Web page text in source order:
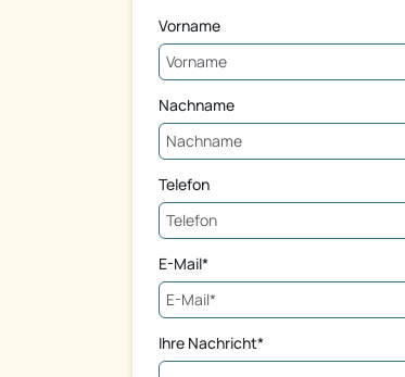
Vorname
Nachname
Telefon
E-Mail*
Ihre Nachricht*